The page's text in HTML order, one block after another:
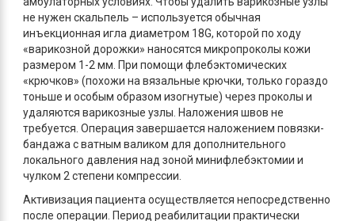
не нужен скальпель – используется обычная
инъекционная игла диаметром 18G, которой по ходу
«варикозной дорожки» наносятся микропроколы кожи
размером 1-2 мм. При помощи флебэктомических
«крючков» (похожи на вязальные крючки, только гораздо
тоньше и особым образом изогнутые) через проколы и
удаляются варикозные узлы. Наложения швов не
требуется. Операция завершается наложением повязки-
бандажа с ватным валиком для дополнительного
локального давления над зоной минифлебэктомии и
чулком 2 степени компрессии.
Активизация пациента осуществляется непосредственно
после операции. Период реабилитации практически